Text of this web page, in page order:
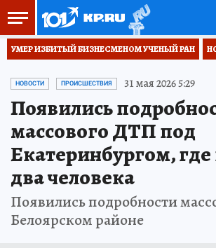
УМЕР ИЗБИТЫЙ БИЗНЕСМЕНОМ УЧЕНЫЙ РАН
НОВОСТИ ПРОИСШЕСТВИЯ 31 мая 2026 5:29
Появились
массового ДТП под
Екатеринбургом,
два человека
Появились подробности
Белоярском районе